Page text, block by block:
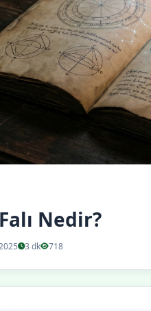
Nedir?
3 dk 718